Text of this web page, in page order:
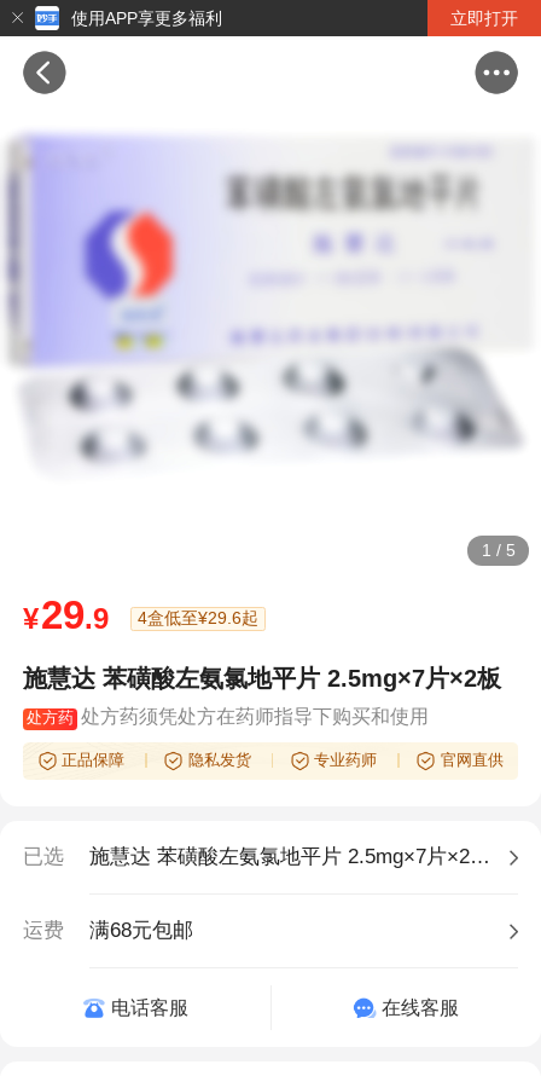
使用APP享更多福利 立即打开
1 / 5
¥29.9 4盒低至¥29.6起
施慧达 苯磺酸左氨氯地平片 2.5mg×7片×2板
处方药 处方药须凭处方在药师指导下购买和使用
正品保障 隐私发货 专业药师 官网直供
已选 施慧达 苯磺酸左氨氯地平片 2.5mg×7片×2板,1盒
运费 满68元包邮
电话客服 在线客服